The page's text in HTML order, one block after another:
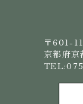
〒601-
京都府